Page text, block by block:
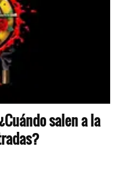
salen a la